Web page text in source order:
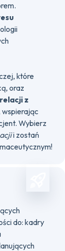
które
oraz
z
wspierając
Wybierz
i zostań
do: kadry